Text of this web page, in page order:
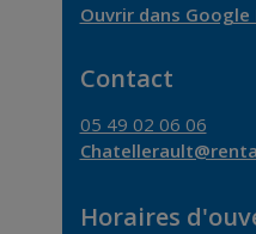
Ouvrir dans Google
Contact
05 49 02 06 06
Horaires